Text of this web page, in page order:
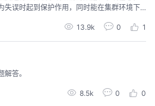
失误时起到保护作用，同时能在集群环境下
13.9k 0 1
答。
8.5k 0 0